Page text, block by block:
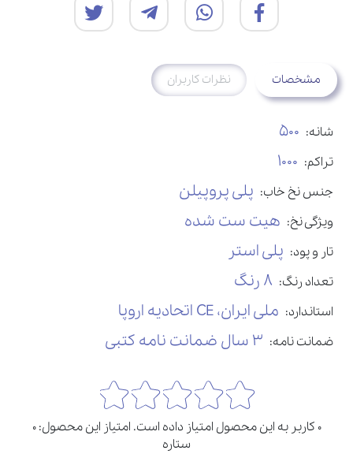
مشخصات نظرات کاربران
شانه: 500
تراکم: 1000
جنس نخ خاب: پلی پروپیلن
ویژگی نخ: هیت ست شده
تار و پود: پلی استر
تعداد رنگ: 8 رنگ
استاندارد: ملی ایران، CE اتحادیه اروپا
ضمانت نامه: 3 سال ضمانت نامه کتبی
0 کاربر به این محصول امتیاز داده است. امتیاز این محصول: 0
ستاره